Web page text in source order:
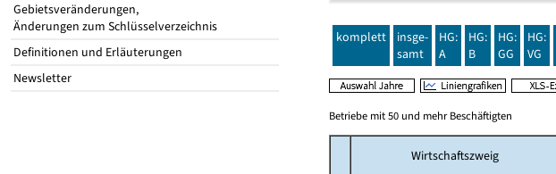
Gebietsveränderungen,
Änderungen zum Schlüsselverzeichnis
Definitionen und Erläuterungen
Newsletter
komplett
insge-
samt
HG:
A
HG:
B
HG:
GG
HG:
VG
Betriebe mit 50 und mehr Beschäftigten
Wirtschaftszweig